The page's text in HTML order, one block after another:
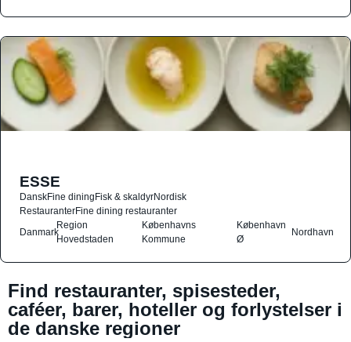
ESSE
DanskFine diningFisk & skaldyrNordisk
RestauranterFine dining restauranter
Danmark
Region
Hovedstaden
Københavns
Kommune
København
Ø
Nordhavn
Find restauranter, spisesteder,
caféer, barer, hoteller og forlystelser i
de danske regioner